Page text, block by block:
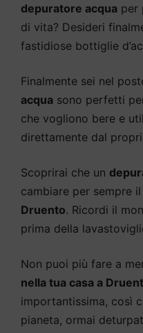
depuratore acqua per
di vita? Desideri
fastidiose bottiglie
Finalmente sei nel
acqua sono perfetti
che vogliono bere e
direttamente dal
Scoprirai che un
cambiare per sempre
Druento. Ricordi il
prima della
Non puoi più fare a
nella tua casa a
importantissima, così
pianeta, ormai